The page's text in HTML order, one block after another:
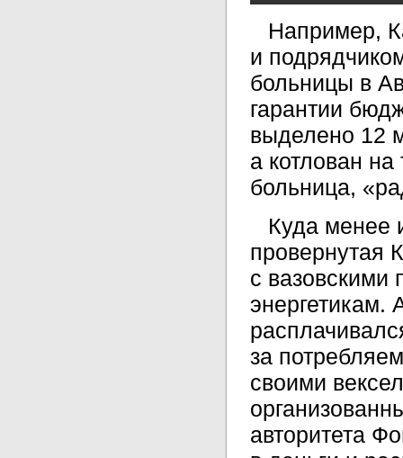
Например,
и
больницы в
гарантии
выделено 12
а котлован
больница,
Куда менее
провернутая
с вазовскими
энергетикам.
за
своими
авторитета